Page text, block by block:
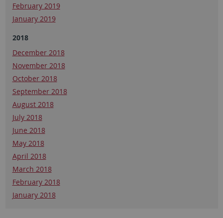
February 2019
January 2019
2018
December 2018
November 2018
October 2018
September 2018
August 2018
July 2018
June 2018
May 2018
April 2018
March 2018
February 2018
January 2018